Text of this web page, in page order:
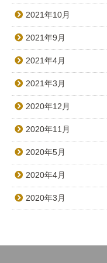
2021年10月
2021年9月
2021年4月
2021年3月
2020年12月
2020年11月
2020年5月
2020年4月
2020年3月